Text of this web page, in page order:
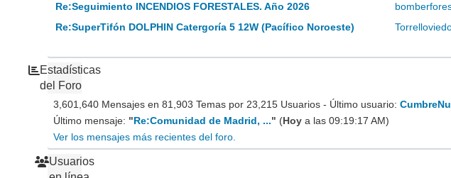
Re:Seguimiento INCENDIOS FORESTALES. Año 2026
Re:SuperTifón DOLPHIN Catergoría 5 12W (Pacífico Noroeste)
Estadísticas
del Foro
3,601,640 Mensajes en 81,903 Temas por 23,215 Usuarios - Último usuario:
Último mensaje: "Re:Comunidad de Madrid, ..." (Hoy a las 09:19:17 AM)
Ver los mensajes más recientes del foro.
Usuarios